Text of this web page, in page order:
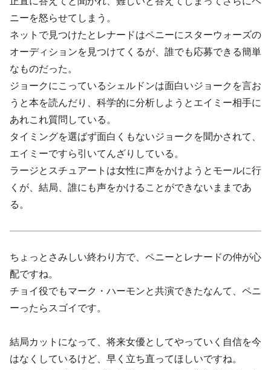
ニーを怒らせてしまう。
ネットで見つけたとレナードはペニーにスターウォーズの
オーディションを見つけてくるが、誰でも応募できる簡単
なものだった。
ジョークにこっているシェルドンは面白いジョークを言お
うと本を読んだり、科学的に分析しようとエイミー相手に
あれこれ質問している。
タイミングを選ばず面白くもないジョークを聞かされて、
エイミーですら引いてんざりしている。
ラージとスチュアートは女性に声をかけようとモールに行
くが、結局、誰にも声をかけることができないままであ
る。
ちょっとさみしい終わり方で、ペニーとレナードの仲が心
配ですね。
チョイ役でもマーク・ハーモンと共演できたなんて、ペニ
ーったらスゴイです。
結局カットになって、将来女優としてやっていく自信を今
はなくしているけど、早く立ち直ってほしいですね。